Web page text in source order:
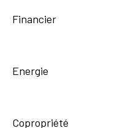
Financier
Energie
Copropriété